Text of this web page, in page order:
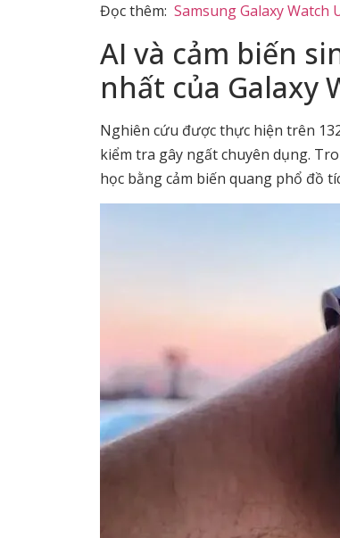
Đọc thêm: Samsung Galaxy Watch
AI và cảm biến
nhất của Galaxy
Nghiên cứu được thực hiện trên
kiểm tra gây ngất chuyên dụng.
học bằng cảm biến quang phổ đồ